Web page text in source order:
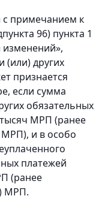
с примечанием к
96) пункта 1
изменений»,
(или) других
признается
если сумма
обязательных
МРП (ранее
МРП), и в особо
платежей
(ранее
МРП.